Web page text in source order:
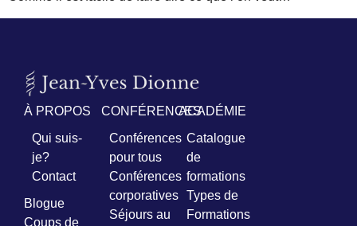
À PROPOS
Qui suis-
je?
Contact
Blogue
Coups de
CONFÉRENCES
Conférences
pour tous
Conférences
corporatives
Séjours au
ACADÉMIE
Catalogue
de
formations
Types de
Formations
en
mon
infolettre.
Prénom
*
*